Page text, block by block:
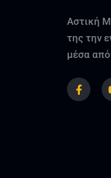
Αστική
της την
μέσα